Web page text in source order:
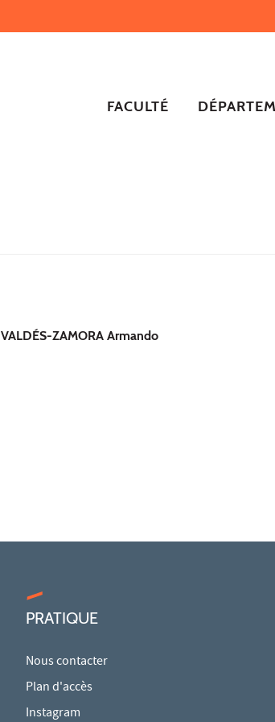
FACULTÉ
VALDÉS-ZAMORA Armando
PRATIQUE
Nous contacter
Plan d'accès
Instagram